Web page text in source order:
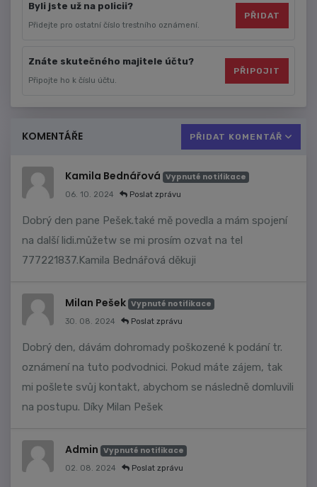
Byli jste už na policii?
Přidejte pro ostatní číslo trestního oznámení.
PŘIDAT
Znáte skutečného majitele účtu?
Připojte ho k číslu účtu.
PŘIPOJIT
KOMENTÁŘE PŘIDAT KOMENTÁŘ
Kamila Bednářová Vypnuté notifikace
06. 10. 2024 Poslat zprávu
Dobrý den pane Pešek.také mě povedla a mám spojení
na další lidi.můžetw se mi prosím ozvat na tel
777221837.Kamila Bednářová děkuji
Milan Pešek Vypnuté notifikace
30. 08. 2024 Poslat zprávu
Dobrý den, dávám dohromady poškozené k podání tr.
oznámení na tuto podvodnici. Pokud máte zájem, tak
mi pošlete svůj kontakt, abychom se následně domluvili
na postupu. Díky Milan Pešek
Admin Vypnuté notifikace
02. 08. 2024 Poslat zprávu